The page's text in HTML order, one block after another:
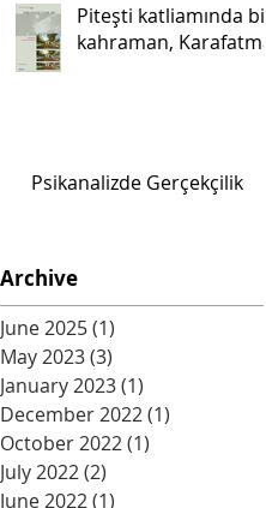
Piteşti katliamında bir
kahraman, Karafatma.
Psikanalizde Gerçekçilik
Archive
June 2025(1)
May 2023(3)
January 2023(1)
December 2022(1)
October 2022(1)
July 2022(2)
June 2022(1)